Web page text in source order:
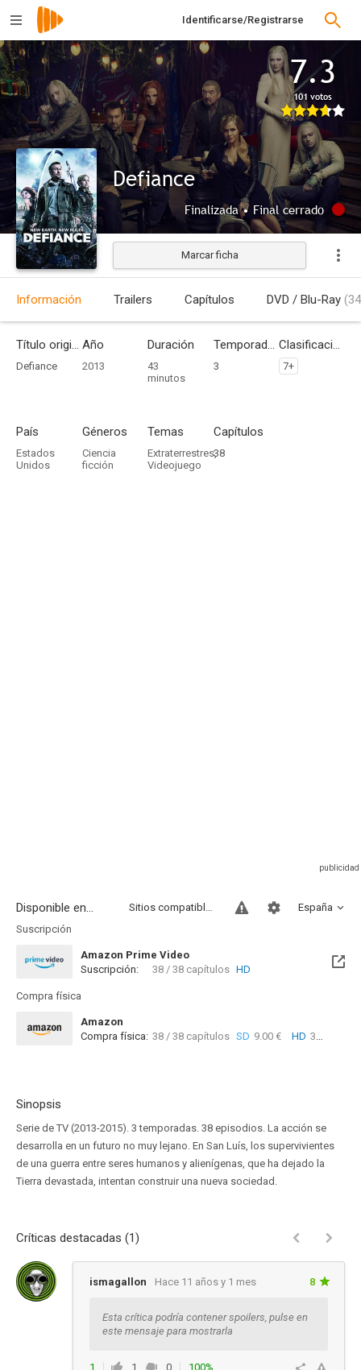
Identificarse/Registrarse
7.3
101 votos
Defiance
Finalizada • Final cerrado
Marcar ficha
Información Trailers Capítulos DVD / Blu-Ray
Título original
Defiance
Año
2013
Duración
43
minutos
Temporadas
3
Clasificación por edades
7+
País
Estados
Unidos
Géneros
Ciencia
ficción
Temas
Extraterrestres,
Videojuego
Capítulos
38
Disponible en... España
Sitios compatibles
Suscripción
Amazon Prime Video
Suscripción:
38 / 38 capítulos HD
Compra física
Amazon
Compra física: 38 / 38 capítulos SD 9.00 € HD 39.62 €
Sinopsis
Serie de TV (2013-2015). 3 temporadas. 38 episodios. La acción se
desarrolla en un futuro no muy lejano. En San Luís, los supervivientes
de una guerra entre seres humanos y alienígenas, que ha dejado la
Tierra devastada, intentan construir una nueva sociedad.
Críticas destacadas (1)
ismagallon Hace 11 años y 1 mes 8
Esta crítica podría contener spoilers, pulse en
este mensaje para mostrarla
1 1 0
100%